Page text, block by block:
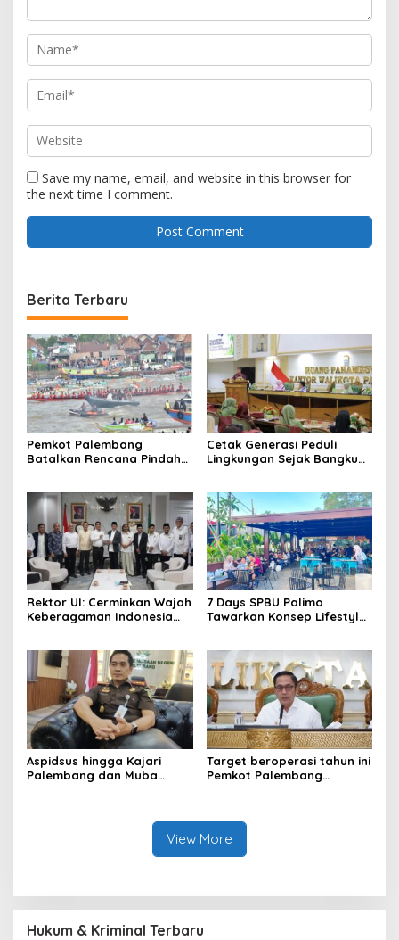
Save my name, email, and website in this browser for
the next time I comment.
Berita Terbaru
Pemkot Palembang
Batalkan Rencana Pindah
Musi
Cetak Generasi Peduli
Lingkungan Sejak Bangku
Program Adiwiyata
Rektor UI: Cerminkan Wajah
Keberagaman Indonesia
7 Days SPBU Palimo
Tawarkan Konsep Lifestyle
Kota Palembang
Aspidsus hingga Kajari
Palembang dan Muba
Target beroperasi tahun ini
Pemkot Palembang
View More
Hukum & Kriminal Terbaru